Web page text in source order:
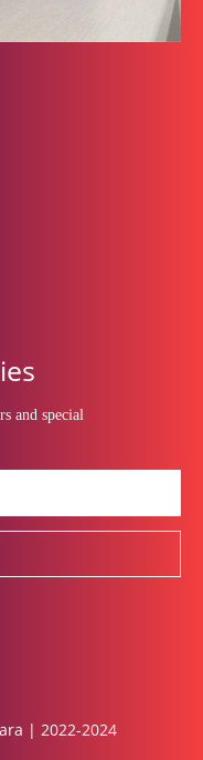
and special
| 2022-2024